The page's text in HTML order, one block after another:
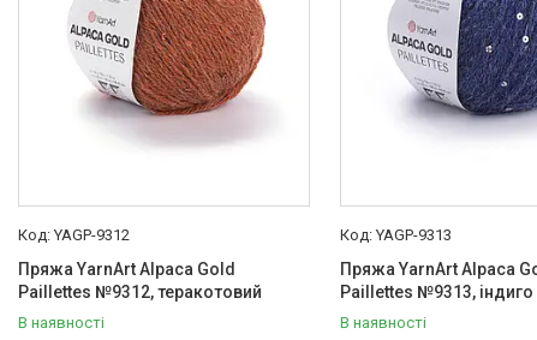
YAGP-9312
Пряжа YarnArt Alpaca Gold
Paillettes №9312, теракотовий
В наявності
YAGP-9313
Пряжа YarnArt Alpaca
Paillettes №9313, індиго
В наявності